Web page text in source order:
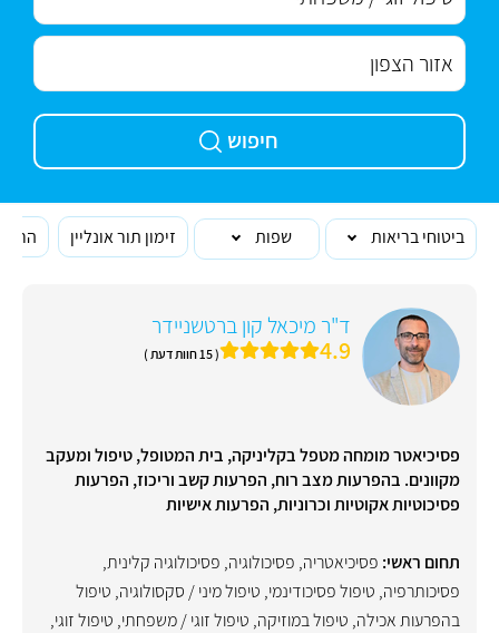
חיפוש
ביטוחי בריאות שפות זימון תור אונליין
ד"ר מיכאל קון ברטשניידר
4.9 ( 15 חוות דעת )
פסיכיאטר מומחה מטפל בקליניקה, בית המטופל, טיפול ומעקב
מקוונים. בהפרעות מצב רוח, הפרעות קשב וריכוז, הפרעות
פסיכוטיות אקוטיות וכרוניות, הפרעות אישיות
תחום ראשי: פסיכיאטריה, פסיכולוגיה, פסיכולוגיה קלינית,
פסיכותרפיה, טיפול פסיכודינמי, טיפול מיני / סקסולוגיה, טיפול
בהפרעות אכילה, טיפול במוזיקה, טיפול זוגי / משפחתי, טיפול זוגי,